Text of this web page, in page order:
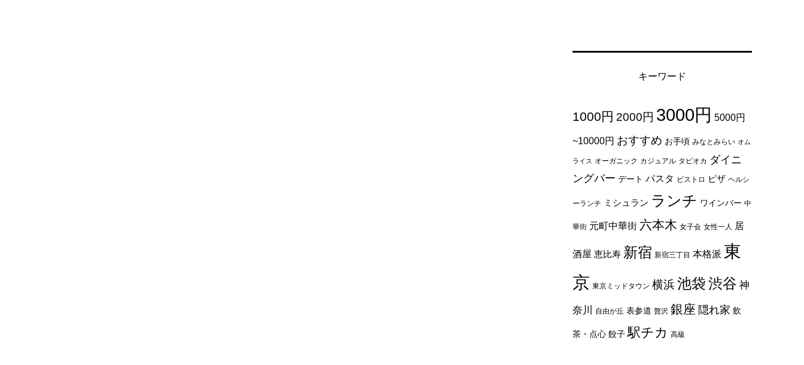
キーワード
1000円 2000円 3000円 5000円
~10000円 おすすめ お手頃 みなとみらい オム
ライス オーガニック カジュアル タピオカ ダイニ
ングバー デート パスタ ビストロ ピザ ヘルシ
ーランチ ミシュラン ランチ ワインバー 中
華街 元町中華街 六本木 女子会 女性一人 居
酒屋 恵比寿 新宿 新宿三丁目 本格派 東
京 東京ミッドタウン 横浜池袋渋谷 神
奈川 自由が丘 表参道 贅沢 銀座 隠れ家 飲
茶・点心 餃子 駅チカ 高級